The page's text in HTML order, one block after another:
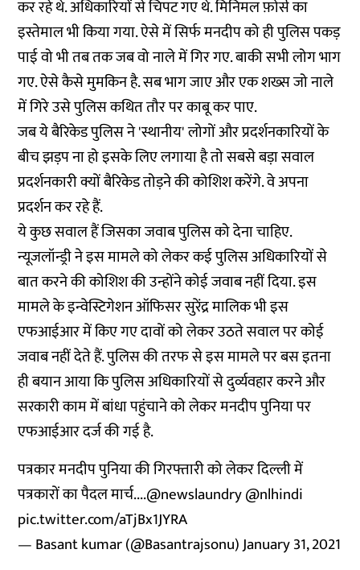
कर रहे थे. अधिकारियों से चिपट गए थे. मिनिमल फ़ोर्स का
इस्तेमाल भी किया गया. ऐसे में सिर्फ मनदीप को ही पुलिस पकड़
पाई वो भी तब तक जब वो नाले में गिर गए. बाकी सभी लोग भाग
गए. ऐसे कैसे मुमकिन है. सब भाग जाए और एक शख्स जो नाले
में गिरे उसे पुलिस कथित तौर पर काबू कर पाए.
जब ये बैरिकेड पुलिस ने 'स्थानीय' लोगों और प्रदर्शनकारियों के
बीच झड़प ना हो इसके लिए लगाया है तो सबसे बड़ा सवाल
प्रदर्शनकारी क्यों बैरिकेड तोड़ने की कोशिश करेंगे. वे अपना
प्रदर्शन कर रहे हैं.
ये कुछ सवाल हैं जिसका जवाब पुलिस को देना चाहिए.
न्यूजलॉन्ड्री ने इस मामले को लेकर कई पुलिस अधिकारियों से
बात करने की कोशिश की उन्होंने कोई जवाब नहीं दिया. इस
मामले के इन्वेस्टिगेशन ऑफिसर सुरेंद्र मालिक भी इस
एफआईआर में किए गए दावों को लेकर उठते सवाल पर कोई
जवाब नहीं देते हैं. पुलिस की तरफ से इस मामले पर बस इतना
ही बयान आया कि पुलिस अधिकारियों से दुर्व्यवहार करने और
सरकारी काम में बांधा पहुंचाने को लेकर मनदीप पुनिया पर
एफआईआर दर्ज की गई है.
पत्रकार मनदीप पुनिया की गिरफ्तारी को लेकर दिल्ली में
पत्रकारों का पैदल मार्च....@newslaundry@nlhindi
pic.twitter.com/aTjBx1JYRA
— Basant kumar (@Basantrajsonu)January 31, 2021